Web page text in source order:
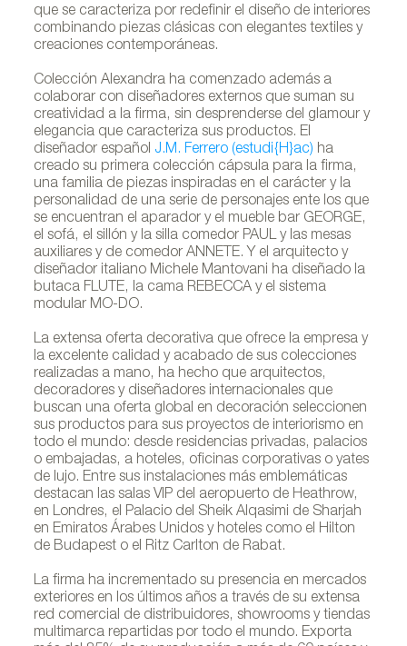
que se caracteriza por redefinir el diseño de interiores
combinando piezas clásicas con elegantes textiles y
creaciones contemporáneas.
Colección Alexandra ha comenzado además a
colaborar con diseñadores externos que suman su
creatividad a la firma, sin desprenderse del glamour y
elegancia que caracteriza sus productos. El
diseñador español J.M. Ferrero (estudi{H}ac) ha
creado su primera colección cápsula para la firma,
una familia de piezas inspiradas en el carácter y la
personalidad de una serie de personajes ente los que
se encuentran el aparador y el mueble bar GEORGE,
el sofá, el sillón y la silla comedor PAUL y las mesas
auxiliares y de comedor ANNETE. Y el arquitecto y
diseñador italiano Michele Mantovani ha diseñado la
butaca FLUTE, la cama REBECCA y el sistema
modular MO-DO.
La extensa oferta decorativa que ofrece la empresa y
la excelente calidad y acabado de sus colecciones
realizadas a mano, ha hecho que arquitectos,
decoradores y diseñadores internacionales que
buscan una oferta global en decoración seleccionen
sus productos para sus proyectos de interiorismo en
todo el mundo: desde residencias privadas, palacios
o embajadas, a hoteles, oficinas corporativas o yates
de lujo. Entre sus instalaciones más emblemáticas
destacan las salas VIP del aeropuerto de Heathrow,
en Londres, el Palacio del Sheik Alqasimi de Sharjah
en Emiratos Árabes Unidos y hoteles como el Hilton
de Budapest o el Ritz Carlton de Rabat.
La firma ha incrementado su presencia en mercados
exteriores en los últimos años a través de su extensa
red comercial de distribuidores, showrooms y tiendas
multimarca repartidas por todo el mundo. Exporta